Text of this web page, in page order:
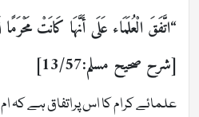
“اتَّفَقَ الْعُلَمَاء عَلَى أَنَّهَا كَانَتْ
[شرح صحيح مسلم:13/57]
علمائے کرام کا اس پراتفاق ہے کہ